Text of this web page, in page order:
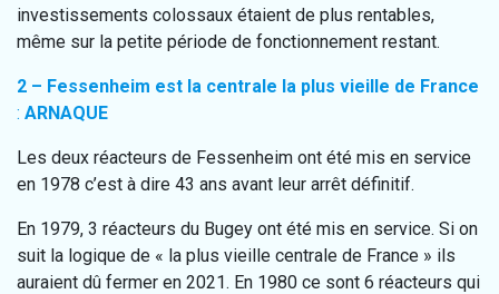
investissements colossaux étaient de plus rentables,
même sur la petite période de fonctionnement restant.
2 – Fessenheim est la centrale la plus vieille de France
: ARNAQUE
Les deux réacteurs de Fessenheim ont été mis en service
en 1978 c’est à dire 43 ans avant leur arrêt définitif.
En 1979, 3 réacteurs du Bugey ont été mis en service. Si on
suit la logique de « la plus vieille centrale de France » ils
auraient dû fermer en 2021. En 1980 ce sont 6 réacteurs qui